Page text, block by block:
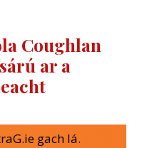
Coughlan
ar a
gach lá.